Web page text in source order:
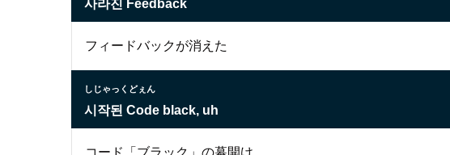
사라진 Feedback
フィードバックが消えた
しじゃっくどぇん
시작된 Code black, uh